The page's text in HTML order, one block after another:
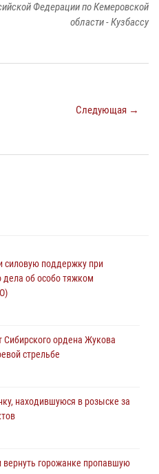
Федерации по Кемеровской
области - Кузбассу
Следующая →
силовую поддержку при
дела об особо тяжком
Сибирского ордена Жукова
стрельбе
находившуюся в розыске за
вернуть горожанке пропавшую